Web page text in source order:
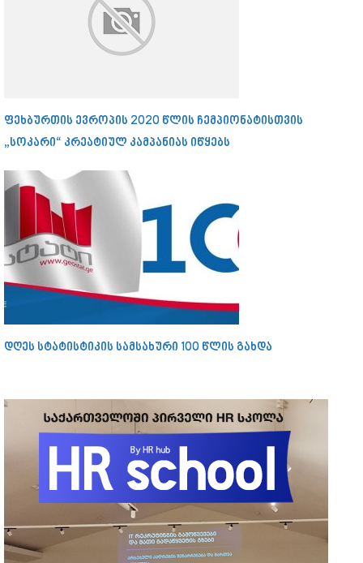
ფეხბურთის ევროპის 2020 წლის ჩემპიონატისთვის
„სოკარი“ კრეატიულ კამპანიას იწყებს
დღეს სტატისტიკის სამსახური 100 წლის გახდა